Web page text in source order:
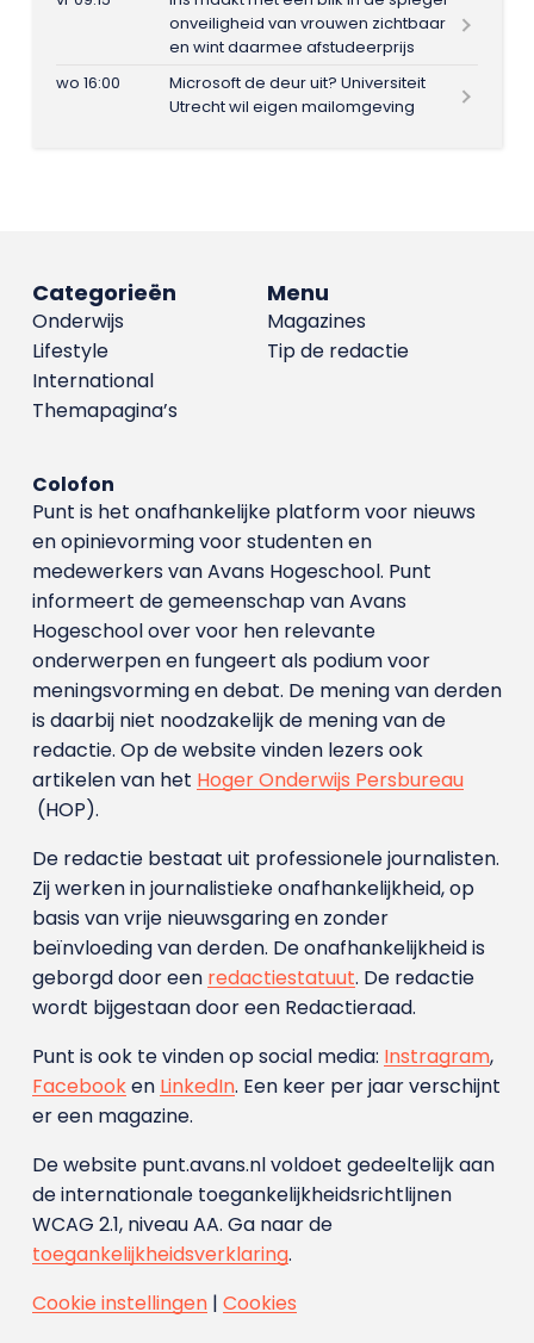
onveiligheid van vrouwen zichtbaar
en wint daarmee afstudeerprijs
wo 16:00
Microsoft de deur uit? Universiteit
Utrecht wil eigen mailomgeving
Menu
Magazines
Tip de redactie
Categorieën
Onderwijs
Lifestyle
International
Themapagina’s
Colofon
Punt is het onafhankelijke platform voor nieuws
en opinievorming voor studenten en
medewerkers van Avans Hoge­school. Punt
informeert de gemeenschap van Avans
Hogeschool over voor hen relevante
onderwerpen en fungeert als podium voor
meningsvorming en debat. De mening van derden
is daarbij niet noodzakelijk de mening van de
redactie. Op de website vinden lezers ook
artikelen van het Hoger Onderwijs Persbureau
(HOP).
De redactie bestaat uit professionele journalisten.
Zij werken in journalistieke onafhankelijkheid, op
basis van vrije nieuwsgaring en zonder
beïnvloeding van derden. De onafhankelijkheid is
geborgd door een redactiestatuut. De redactie
wordt bijgestaan door een Redactieraad.
Punt is ook te vinden op social media: Instragram,
Facebooken LinkedIn. Een keer per jaar verschijnt
er een magazine.
De website punt.avans.nl voldoet gedeeltelijk aan
de internationale toegankelijkheidsrichtlijnen
WCAG 2.1, niveau AA. Ga naar de
toegankelijkheidsverklaring.
Cookie instellingen| Cookies